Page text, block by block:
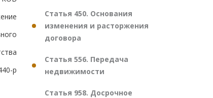
р
Статья 450. Основания
изменения и расторжения
договора
Статья 556. Передача
недвижимости
Статья 958. Досрочное